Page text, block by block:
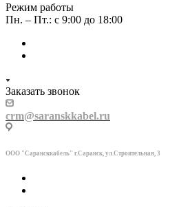
Режим работы
Пн. – Пт.: с 9:00 до 18:00
Заказать звонок
crm@saranskkabel.ru
ООО "Сарансккабель" г.Саранск, ул.Строительная, 3